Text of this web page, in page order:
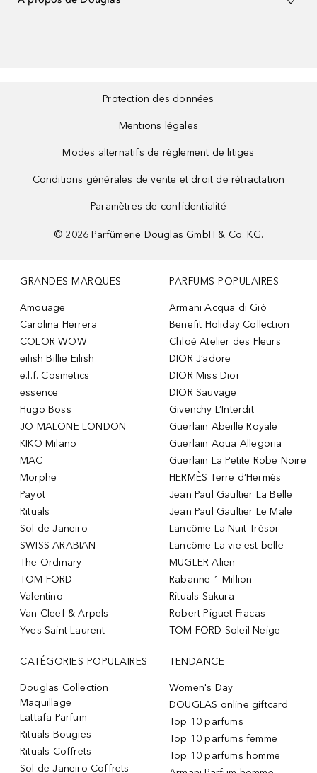
Protection des données
Mentions légales
Modes alternatifs de règlement de litiges
Conditions générales de vente et droit de rétractation
Paramètres de confidentialité
© 2026 Parfümerie Douglas GmbH & Co. KG.
GRANDES MARQUES
Amouage
Carolina Herrera
COLOR WOW
eilish Billie Eilish
e.l.f. Cosmetics
essence
Hugo Boss
JO MALONE LONDON
KIKO Milano
MAC
Morphe
Payot
Rituals
Sol de Janeiro
SWISS ARABIAN
The Ordinary
TOM FORD
Valentino
Van Cleef & Arpels
Yves Saint Laurent
PARFUMS POPULAIRES
Armani Acqua di Giò
Benefit Holiday Collection
Chloé Atelier des Fleurs
DIOR J’adore
DIOR Miss Dior
DIOR Sauvage
Givenchy L’Interdit
Guerlain Abeille Royale
Guerlain Aqua Allegoria
Guerlain La Petite Robe Noire
HERMÈS Terre d’Hermès
Jean Paul Gaultier La Belle
Jean Paul Gaultier Le Male
Lancôme La Nuit Trésor
Lancôme La vie est belle
MUGLER Alien
Rabanne 1 Million
Rituals Sakura
Robert Piguet Fracas
TOM FORD Soleil Neige
CATÉGORIES POPULAIRES
Douglas Collection
Maquillage
Lattafa Parfum
Rituals Bougies
Rituals Coffrets
Sol de Janeiro Coffrets
TENDANCE
Women's Day
DOUGLAS online giftcard
Top 10 parfums
Top 10 parfums femme
Top 10 parfums homme